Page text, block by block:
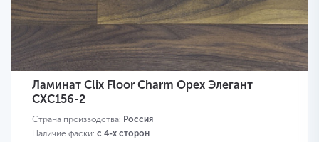
Ламинат Clix Floor Charm Орех Элегант
CXC156-2
Страна производства: Россия
Наличие фаски: с 4-х сторон